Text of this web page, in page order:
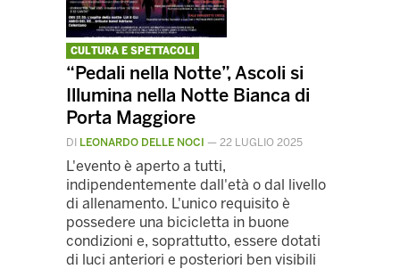
CULTURA E SPETTACOLI
“Pedali nella Notte”, Ascoli si
Illumina nella Notte Bianca di
Porta Maggiore
DI LEONARDO DELLE NOCI — 22 LUGLIO 2025
L'evento è aperto a tutti,
indipendentemente dall'età o dal livello
di allenamento. L'unico requisito è
possedere una bicicletta in buone
condizioni e, soprattutto, essere dotati
di luci anteriori e posteriori ben visibili